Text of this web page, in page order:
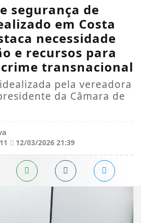
segurança de
em Costa
necessidade
e recursos para
transnacional
pela vereadora
da Câmara de
12/03/2026 21:39